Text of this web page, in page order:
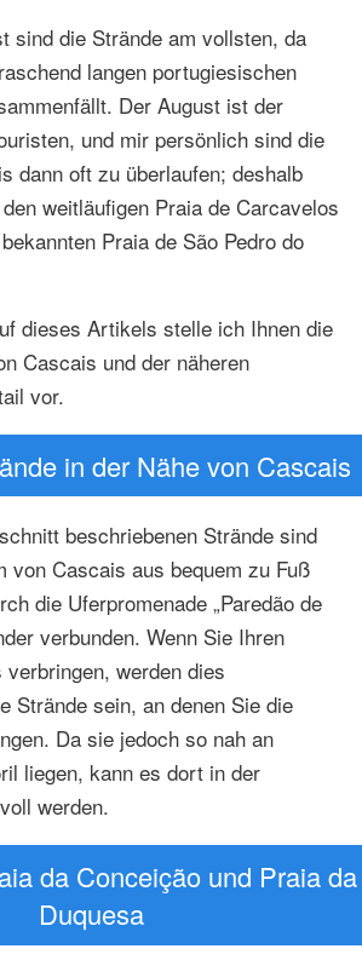
sind die Strände am vollsten, da
langen portugiesischen
Der August ist der
und mir persönlich sind die
dann oft zu überlaufen; deshalb
weitläufigen Praia de Carcavelos
Praia de São Pedro do
dieses Artikels stelle ich Ihnen die
Cascais und der näheren
vor.
in der Nähe von Cascais
beschriebenen Strände sind
von Cascais aus bequem zu Fuß
die Uferpromenade „Paredão de
verbunden. Wenn Sie Ihren
werden dies
Strände sein, an denen Sie die
Da sie jedoch so nah an
liegen, kann es dort in der
werden.
da Conceição und Praia da
Duquesa